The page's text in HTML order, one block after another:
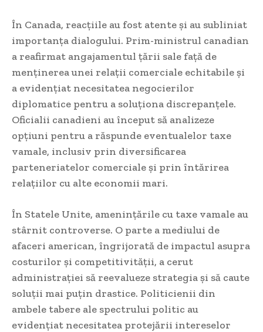
În Canada, reacțiile au fost atente și au subliniat
importanța dialogului. Prim-ministrul canadian
a reafirmat angajamentul țării sale față de
menținerea unei relații comerciale echitabile și
a evidențiat necesitatea negocierilor
diplomatice pentru a soluționa discrepanțele.
Oficialii canadieni au început să analizeze
opțiuni pentru a răspunde eventualelor taxe
vamale, inclusiv prin diversificarea
parteneriatelor comerciale și prin întărirea
relațiilor cu alte economii mari.
În Statele Unite, amenințările cu taxe vamale au
stârnit controverse. O parte a mediului de
afaceri american, îngrijorată de impactul asupra
costurilor și competitivității, a cerut
administrației să reevalueze strategia și să caute
soluții mai puțin drastice. Politicienii din
ambele tabere ale spectrului politic au
evidențiat necesitatea protejării intereselor